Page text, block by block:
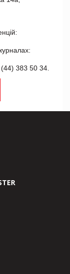
383 50 34.